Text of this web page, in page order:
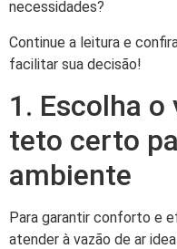
necessidades?
Continue a leitura e
facilitar sua decisão!
1. Escolha
teto certo
ambiente
Para garantir conforto e
atender à vazão de ar